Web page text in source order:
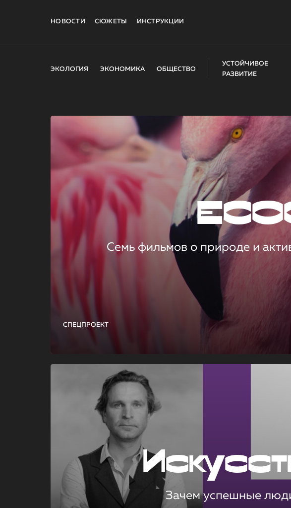
НОВОСТИ СЮЖЕТЫ ИНСТРУКЦИИ
ЭКОЛОГИЯ ЭКОНОМИКА ОБЩЕСТВО
УСТОЙЧИВОЕ
РАЗВИТИЕ
СПЕЦПРОЕКТ
Семь фильмов о природе и
Зачем успешные